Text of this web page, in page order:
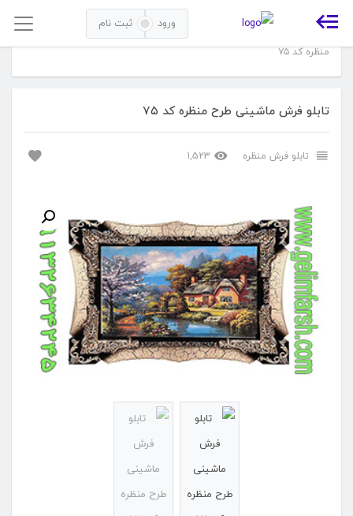
ورود ثبت نام خانه تابلو فرش تابلو فرش منظره
تابلو فرش ماشینی طرح
منظره کد ۷۵
تابلو فرش ماشینی طرح منظره کد ۷۵
تابلو فرش منظره 1,523